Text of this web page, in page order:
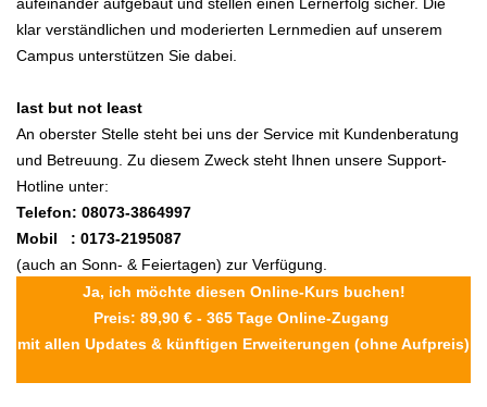
klar verständlichen und moderierten Lernmedien auf unserem
Campus unterstützen Sie dabei.
last but not least
An oberster Stelle steht bei uns der Service mit Kundenberatung
und Betreuung. Zu diesem Zweck steht Ihnen unsere Support-
Hotline unter:
Telefon: 08073-3864997
Mobil : 0173-2195087
(auch an Sonn- & Feiertagen) zur Verfügung.
Ja, ich möchte diesen Online-Kurs buchen!
Preis: 89,90 € - 365 Tage Online-Zugang
mit allen Updates & künftigen Erweiterungen (ohne Aufpreis)